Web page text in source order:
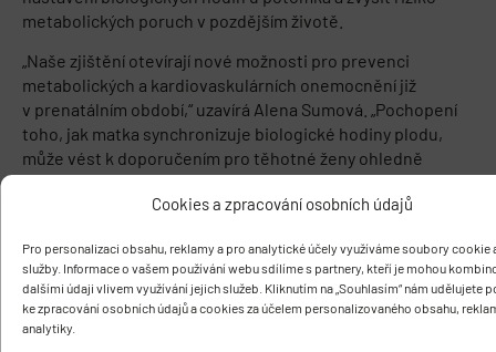
Cookies a zpracování osobních údajů
Pro personalizaci obsahu, reklamy a pro analytické účely využíváme soubory cookie
služby. Informace o vašem používání webu sdílíme s partnery, kteří je mohou
dalšími údaji vlivem využívání jejich služeb. Kliknutím na „Souhlasím“ nám udělujete
ke zpracování osobních údajů a cookies za účelem personalizovaného obsahu,
analytiky.
metabolických poruch v pozdějším životě.
„Naše zjištění otevírají nové možnosti pro prevenci
metabolických a kardiovaskulárních onemocnění již
v prenatálním období,“ uzavírá Alena Sumová. „Pochopení
toho, jak matka synchronizuje biologické hodiny plodu,
může vést k doporučením pro těhotné ženy ohledně
Odkaz na publikaci:
Sládek M., Houdek P., Čajka T., Sumová A.: Maternal food-
derived signals oscillate in the fetal suprachiasmatic